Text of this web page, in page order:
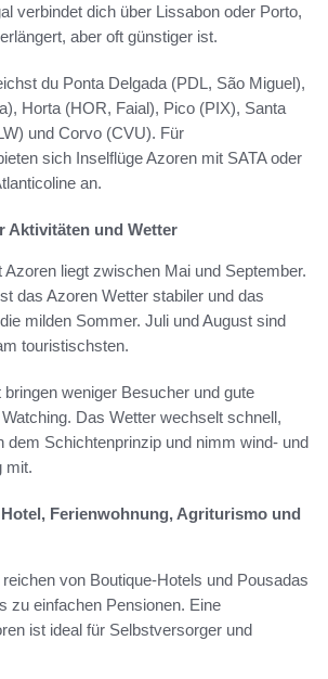
verbindet dich über Lissabon oder Porto,
aber oft günstiger ist.
du Ponta Delgada (PDL, São Miguel),
Horta (HOR, Faial), Pico (PIX), Santa
und Corvo (CVU). Für
sich Inselflüge Azoren mit SATA oder
an.
Aktivitäten und Wetter
liegt zwischen Mai und September.
das Azoren Wetter stabiler und das
milden Sommer. Juli und August sind
touristischsten.
weniger Besucher und gute
Das Wetter wechselt schnell,
dem Schichtenprinzip und nimm wind- und
mit.
Ferienwohnung, Agriturismo und
von Boutique-Hotels und Pousadas
zu einfachen Pensionen. Eine
ist ideal für Selbstversorger und